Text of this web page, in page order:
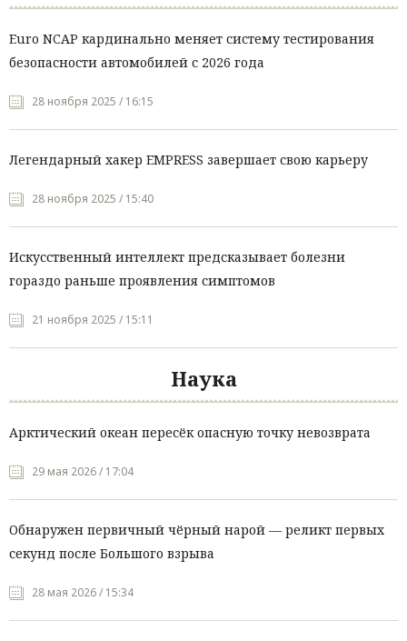
Euro NCAP кардинально меняет систему тестирования
безопасности автомобилей с 2026 года
28 ноября 2025 / 16:15
Легендарный хакер EMPRESS завершает свою карьеру
28 ноября 2025 / 15:40
Искусственный интеллект предсказывает болезни
гораздо раньше проявления симптомов
21 ноября 2025 / 15:11
Наука
Арктический океан пересёк опасную точку невозврата
29 мая 2026 / 17:04
Обнаружен первичный чёрный нарой — реликт первых
секунд после Большого взрыва
28 мая 2026 / 15:34